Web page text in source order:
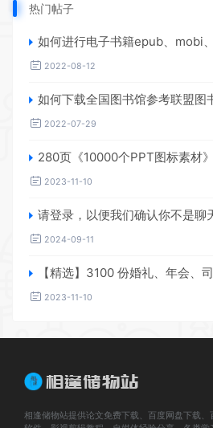
热门帖子
如何进行电子书籍epub、mobi、azw3格
2022-08-12
如何下载全国图书馆参考联盟图
2022-07-29
280页《10000个PPT图标素材》
2023-11-10
请登录，以便我们确认你不是聊
2024-09-11
【精选】3100 份婚礼、年会、司仪主持人、台词稿、
2023-11-10
相逢储物站提供论文免费下载、百度网盘下载